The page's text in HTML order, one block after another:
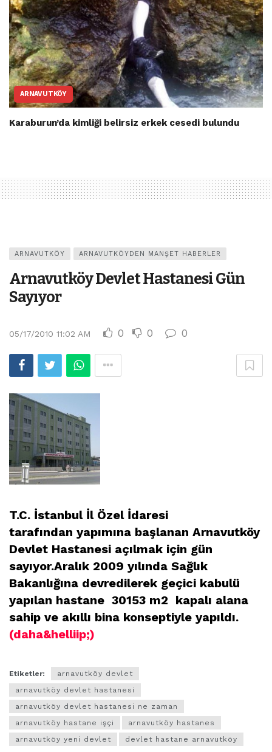
ARNAVUTKÖY
Karaburun’da kimliği belirsiz erkek cesedi bulundu
ARNAVUTKÖY ARNAVUTKÖYDEN MANŞET HABERLER
Arnavutköy Devlet Hastanesi Gün
Sayıyor
05/17/2010 11:02 AM 0 0 0
T.C. İstanbul İl Özel İdaresi
tarafından yapımına başlanan Arnavutköy
Devlet Hastanesi açılmak için gün
sayıyor.Aralık 2009 yılında Sağlık
Bakanlığına devredilerek geçici kabulü
yapılan hastane 30153 m2 kapalı alana
sahip ve akıllı bina konseptiyle yapıldı.
(daha&helliip;)
Etiketler:
arnavutköy devlet
arnavutköy devlet hastanesi
arnavutköy devlet hastanesi ne zaman
arnavutköy hastane işçi
arnavutköy hastanes
arnavutköy yeni devlet
devlet hastane arnavutköy